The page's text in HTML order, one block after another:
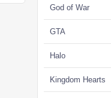
God of War
GTA
Halo
Kingdom Hearts